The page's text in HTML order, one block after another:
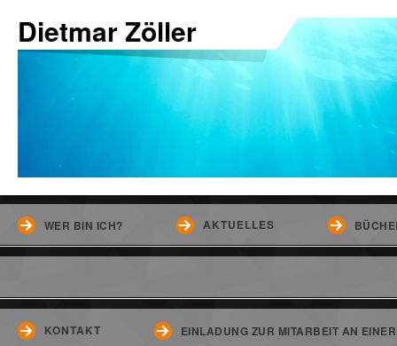
Dietmar Zöller
WER BIN ICH? AKTUELLES
KONTAKT EINLADUNG ZUR MITARBEIT AN